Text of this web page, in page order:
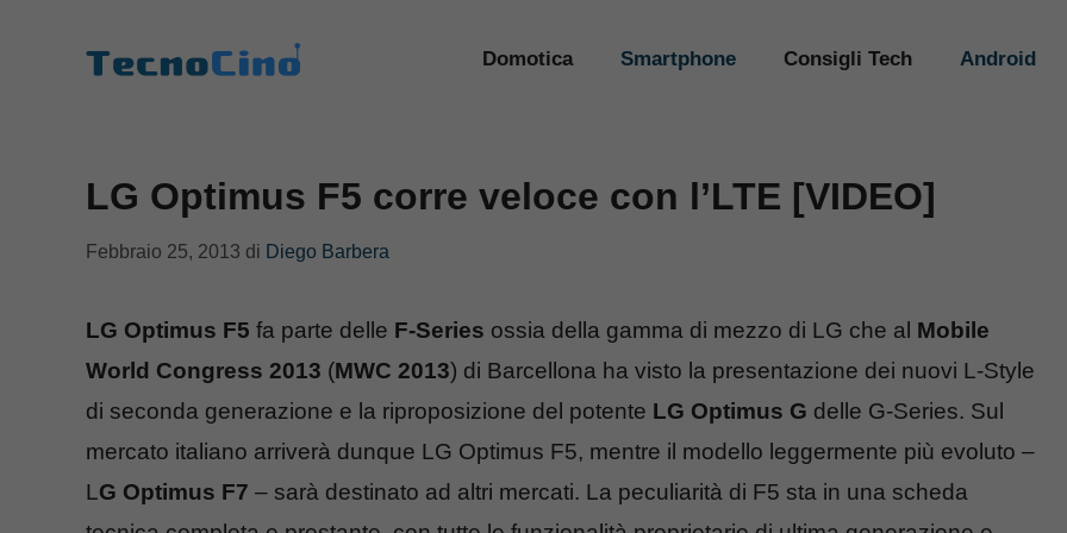
Domotica Smartphone Consigli Tech Android
LG Optimus F5 corre veloce con l’LTE [VIDEO]
Febbraio 25, 2013 di Diego Barbera
LG Optimus F5 fa parte delle F-Series ossia della gamma di mezzo di LG che al Mobile
World Congress 2013 (MWC 2013) di Barcellona ha visto la presentazione dei nuovi L-Style
di seconda generazione e la riproposizione del potente LG Optimus G delle G-Series. Sul
mercato italiano arriverà dunque LG Optimus F5, mentre il modello leggermente più evoluto –
LG Optimus F7 – sarà destinato ad altri mercati. La peculiarità di F5 sta in una scheda